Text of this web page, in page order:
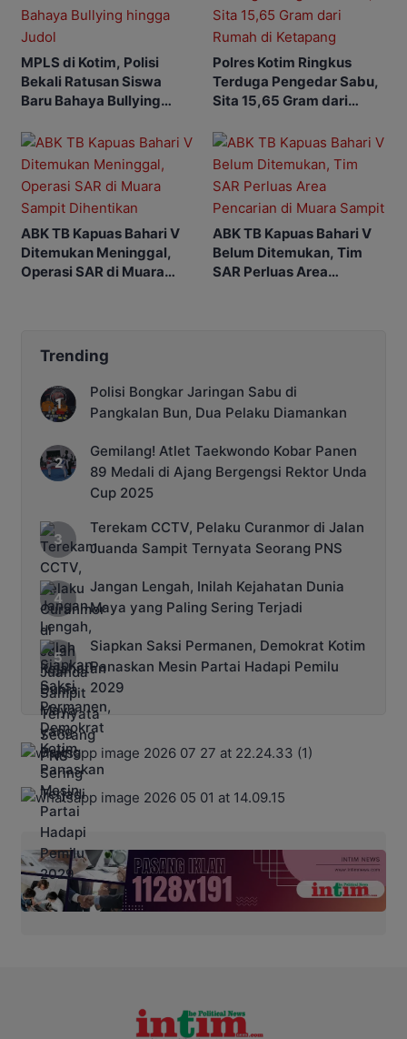
MPLS di Kotim, Polisi
Bekali Ratusan Siswa
Baru Bahaya Bullying
Polres Kotim Ringkus
Terduga Pengedar Sabu,
Sita 15,65 Gram dari
ABK TB Kapuas Bahari V
Ditemukan Meninggal,
Operasi SAR di Muara
ABK TB Kapuas Bahari V
Belum Ditemukan, Tim
SAR Perluas Area
Trending
Polisi Bongkar Jaringan Sabu di
Pangkalan Bun, Dua Pelaku Diamankan
Gemilang! Atlet Taekwondo Kobar Panen
89 Medali di Ajang Bergengsi Rektor Unda
Cup 2025
Terekam CCTV, Pelaku Curanmor di Jalan
Juanda Sampit Ternyata Seorang PNS
Jangan Lengah, Inilah Kejahatan Dunia
Maya yang Paling Sering Terjadi
Siapkan Saksi Permanen, Demokrat Kotim
Panaskan Mesin Partai Hadapi Pemilu
2029